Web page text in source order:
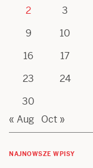
2
3
9
10
16
17
23
24
30
« Aug
Oct »
NAJNOWSZE WPISY